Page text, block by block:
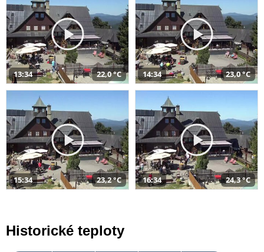
13:34 22,0 °C 14:34 23,0 °C
15:34 23,2 °C 16:34 24,3 °C
Historické teploty